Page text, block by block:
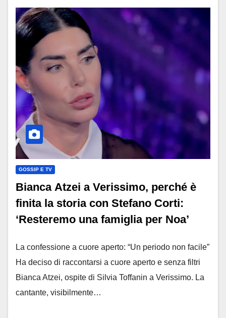
GOSSIP E TV
Bianca Atzei a Verissimo, perché è
finita la storia con Stefano Corti:
‘Resteremo una famiglia per Noa’
La confessione a cuore aperto: “Un periodo non facile”
Ha deciso di raccontarsi a cuore aperto e senza filtri
Bianca Atzei, ospite di Silvia Toffanin a Verissimo. La
cantante, visibilmente…